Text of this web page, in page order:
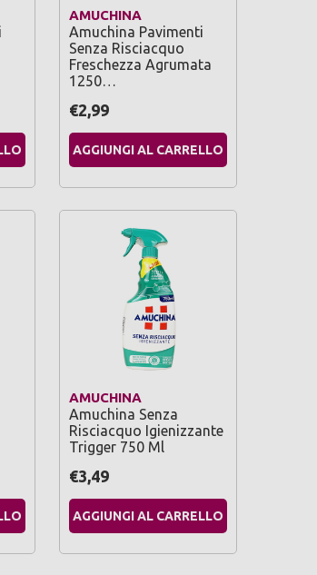
AMUCHINA
Amuchina Pavimenti
Senza Risciacquo
Freschezza Agrumata
1250…
€2,99
AGGIUNGI AL CARRELLO
AMUCHINA
Amuchina Senza
Risciacquo Igienizzante
Trigger 750 Ml
€3,49
AGGIUNGI AL CARRELLO